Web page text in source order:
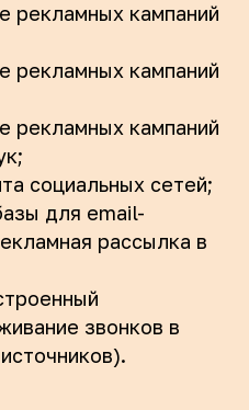
рекламных кампаний
рекламных кампаний
рекламных кампаний
социальных сетей;
для email-
рассылка в
звонков в